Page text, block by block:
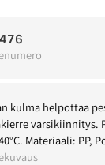
kulma helpottaa
varsikiinnitys.
Materiaali: PP,